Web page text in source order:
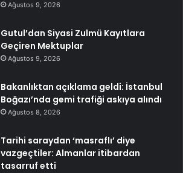
Ağustos 9, 2026
Gutul’dan Siyasi Zulmü Kayıtlara
Geçiren Mektuplar
Ağustos 9, 2026
Bakanlıktan açıklama geldi: İstanbul
Boğazı’nda gemi trafiği askıya alındı
Ağustos 8, 2026
Tarihi saraydan ‘masraflı’ diye
vazgeçtiler: Almanlar itibardan
tasarruf etti